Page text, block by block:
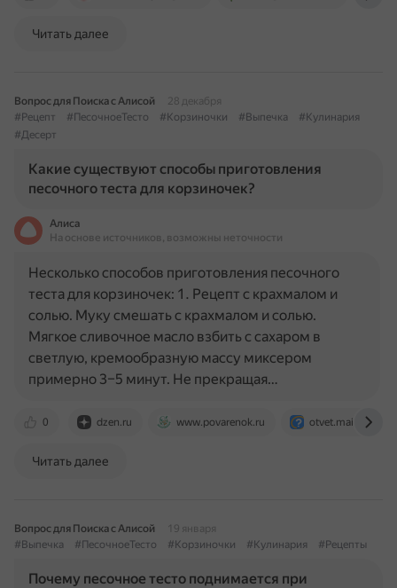
Читать далее
Вопрос для Поиска с Алисой
28 декабря
#Рецепт
#ПесочноеТесто #Корзиночки #Выпечка
#Кулинария
#Десерт
Какие существуют способы приготовления
песочного теста для корзиночек?
Алиса
На основе источников, возможны неточности
0 dzen.ru www.povarenok.ru otvet.mail.ru
Несколько способов приготовления песочного
теста для корзиночек: 1. Рецепт с крахмалом и
солью. Муку смешать с крахмалом и солью.
Мягкое сливочное масло взбить с сахаром в
светлую, кремообразную массу миксером
примерно 3–5 минут. Не прекращая…
Читать далее
Вопрос для Поиска с Алисой
19 января
#Выпечка
#ПесочноеТесто #Корзиночки #Кулинария #Рецепты
Почему песочное тесто поднимается при